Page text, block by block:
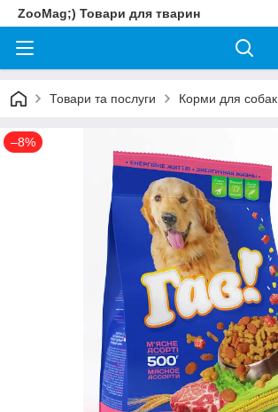
ZooMag;) Товари для тварин
Товари та послуги Корми для собак
–8%